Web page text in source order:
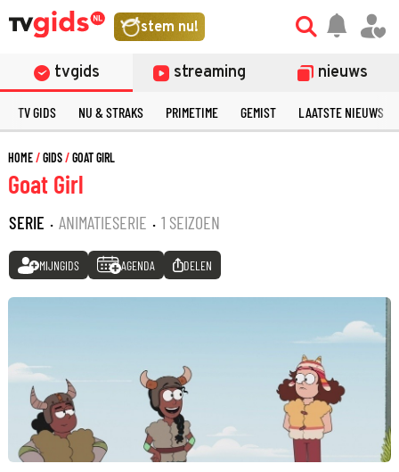
stem nu!
tvgids streaming nieuws
TV GIDS NU & STRAKS PRIMETIME GEMIST LAATSTE NIEUWS
HOME GIDS GOAT GIRL
Goat Girl
SERIE · ANIMATIESERIE · 1 SEIZOEN
MIJNGIDS AGENDA DELEN